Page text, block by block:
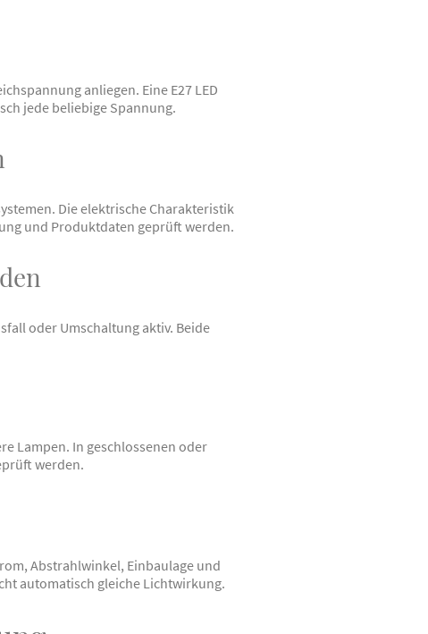
anliegen. Eine E27 LED
jede beliebige Spannung.
Die elektrische Charakteristik
und Produktdaten geprüft werden.
oder Umschaltung aktiv. Beide
Lampen. In geschlossenen oder
werden.
Abstrahlwinkel, Einbaulage und
automatisch gleiche Lichtwirkung.